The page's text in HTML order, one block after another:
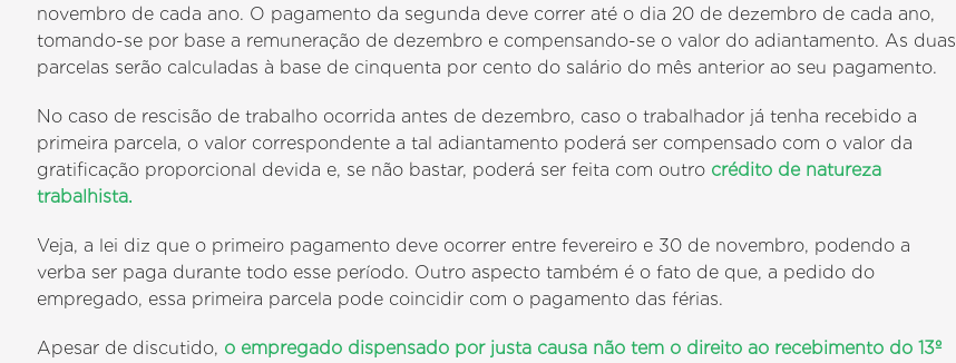
novembro de cada ano. O pagamento da segunda deve correr até o dia 20 de dezembro de cada ano,
tomando-se por base a remuneração de dezembro e compensando­-se o valor do adiantamento. As duas
parcelas serão calculadas à base de cinquenta por cento do salário do mês anterior ao seu pagamento.
No caso de rescisão de trabalho ocorrida antes de dezembro, caso o trabalhador já tenha recebido a
primeira parcela, o valor correspondente a tal adiantamento poderá ser compensado com o valor da
gratificação proporcional devida e, se não bastar, poderá ser feita com outro crédito de natureza
trabalhista.
Veja, a lei diz que o primeiro pagamento deve ocorrer entre fevereiro e 30 de novembro, podendo a
verba ser paga durante todo esse período. Outro aspecto também é o fato de que, a pedido do
empregado, essa primeira parcela pode coincidir com o pagamento das férias.
Apesar de discutido, o empregado dispensado por justa causa não tem o direito ao recebimento do 13º